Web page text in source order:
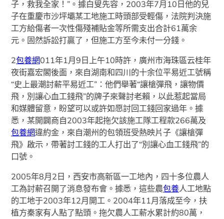
子，救我全家！”。據白叟先容，2003年7月10日他的兒
子在重慶市沙坪壩某工地施工時頭部受輕傷，法院判決施
工方給傷者一次性傷殘補貼金等所需支出合計61萬余
元。固然訴訟打贏了，但施工方至今未付一分錢。
2包養網011年1月9日上午10時許，廣州市海珠區云桂年
夜街嘉宏閣後面，來自湖南和四川的十余位平易近工號稱
“史上最潮討薪平易近工”：他們舉著“讓槍彈飛，讓物價
飛，別讓心血工錢飛”的牌子來聲討老賴，以此惹起當局
和媒體留意，盼望可以或許如愿討回工錢回家過年。據
悉，某開闢商自2003年起拖欠該施工隊工程款266萬及
包養網違約金，來自潮州的包領班受熱映片子《讓槍彈
飛》啟示，帶著討工錢的工人打出了“別讓心血工錢飛”的
口號。
2005年8月2日，西安市高新區一工地內，四十多位農人
工為討薪召開了消息發布會。據悉，這些農包養人工地點
的工地于2003年12月開工。2004年11月落成至今，扶
植方秦家有人點了點頭。拖欠農人工薪水累計約80萬，